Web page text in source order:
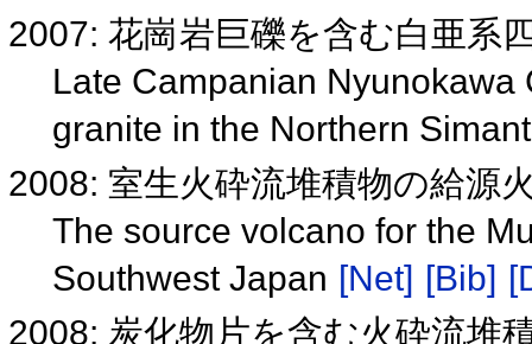
2007: 花崗岩巨礫を含む白亜系
Late Campanian
granite in the Northern
2008: 室生火砕流堆積物の給源
The source volcano for the
Southwest Japan [Net] [Bib]
2008: 炭化物片を含む火砕流堆